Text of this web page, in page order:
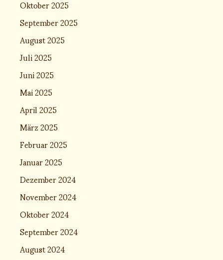
Oktober 2025
September 2025
August 2025
Juli 2025
Juni 2025
Mai 2025
April 2025
März 2025
Februar 2025
Januar 2025
Dezember 2024
November 2024
Oktober 2024
September 2024
August 2024